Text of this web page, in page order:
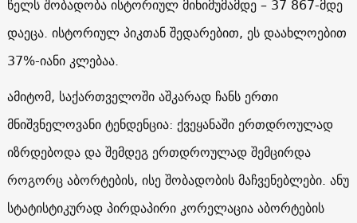
დაეცა. ისტორიულ პიკთან შედარებით, ეს დაახლოებით
37%-იანი კლებაა.
ამიტომ, საქართველოში აშკარად ჩანს ერთი
მნიშვნელოვანი ტენდენცია: ქვეყანაში ერთდროულად
იზრდებოდა და შემდეგ ერთდროულად შემცირდა
როგორც აბორტების, ისე შობადობის მაჩვენებლები. ანუ
სტატისტიკურად პირდაპირი კორელაცია აბორტების